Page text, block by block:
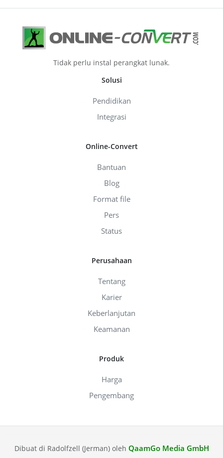
Tidak perlu instal perangkat lunak.
Solusi
Pendidikan
Integrasi
Online-Convert
Bantuan
Blog
Format file
Pers
Status
Perusahaan
Tentang
Karier
Keberlanjutan
Keamanan
Produk
Harga
Pengembang
Dibuat di Radolfzell (Jerman) oleh QaamGo Media GmbH